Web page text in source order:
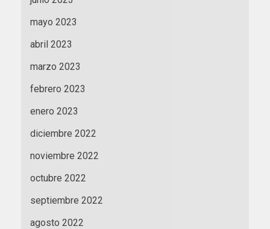
mayo 2023
abril 2023
marzo 2023
febrero 2023
enero 2023
diciembre 2022
noviembre 2022
octubre 2022
septiembre 2022
agosto 2022